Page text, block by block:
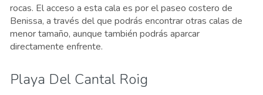
rocas. El acceso a esta cala es por el paseo costero de
Benissa, a través del que podrás encontrar otras calas de
menor tamaño, aunque también podrás aparcar
directamente enfrente.
Playa Del Cantal Roig